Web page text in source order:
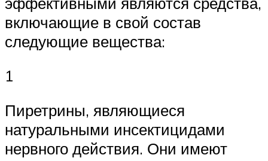
включающие в свой состав
следующие вещества:
1
Пиретрины, являющиеся
натуральными инсектицидами
нервного действия. Они имеют